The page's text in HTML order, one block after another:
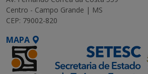
Centro - Campo Grande | MS
CEP: 79002-820
MAPA